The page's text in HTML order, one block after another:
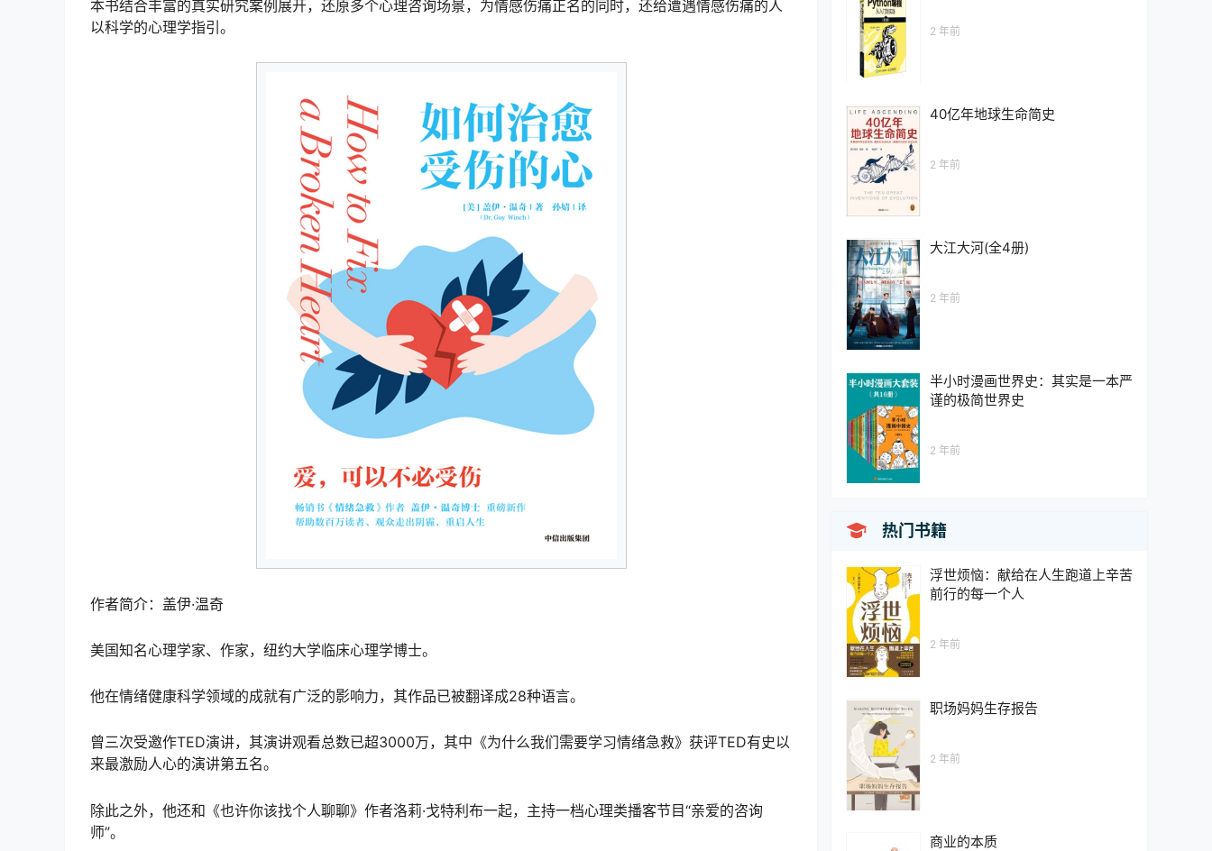
本书结合丰富的真实研究案例展开，还原多个心理咨询场景，为情感伤痛正名的同时，还给遭遇情感伤痛的人
以科学的心理学指引。
作者简介：盖伊·温奇
美国知名心理学家、作家，纽约大学临床心理学博士。
他在情绪健康科学领域的成就有广泛的影响力，其作品已被翻译成28种语言。
曾三次受邀作TED演讲，其演讲观看总数已超3000万，其中《为什么我们需要学习情绪急救》获评TED有史以
来最激励人心的演讲第五名。
除此之外，他还和《也许你该找个人聊聊》作者洛莉·戈特利布一起，主持一档心理类播客节目“亲爱的咨询
师”。
2 年前
40亿年地球生命简史
2 年前
大江大河(全4册)
2 年前
半小时漫画世界史：其实是一本严
谨的极简世界史
2 年前
 热门书籍
浮世烦恼：献给在人生跑道上辛苦
前行的每一个人
2 年前
职场妈妈生存报告
2 年前
商业的本质